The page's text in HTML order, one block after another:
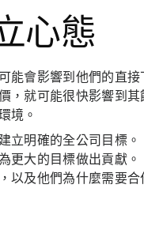
心態
能會影響到他們的直接
，就可能很快影響到
境。
立明確的全公司目標
更大的目標做出貢獻
以及他們為什麼需要合